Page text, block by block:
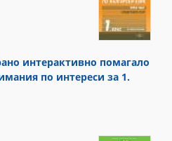
интерактивно помагало
по интереси за 1.